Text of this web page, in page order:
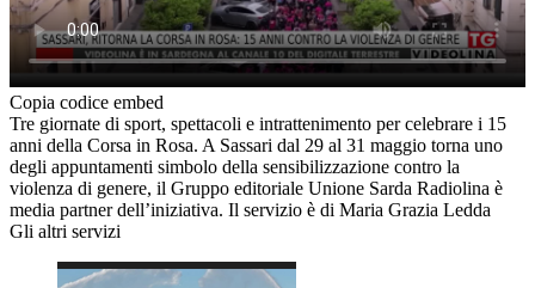
Copia codice embed
Tre giornate di sport, spettacoli e intrattenimento per celebrare i 15
anni della Corsa in Rosa. A Sassari dal 29 al 31 maggio torna uno
degli appuntamenti simbolo della sensibilizzazione contro la
violenza di genere, il Gruppo editoriale Unione Sarda Radiolina è
media partner dell’iniziativa. Il servizio è di Maria Grazia Ledda
Gli altri servizi